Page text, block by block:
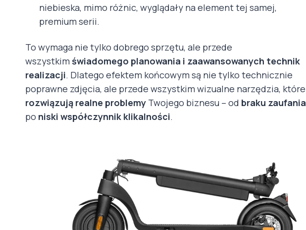
niebieska, mimo różnic, wyglądały na element tej samej,
premium serii.
To wymaga nie tylko dobrego sprzętu, ale przede
wszystkim świadomego planowania i zaawansowanych technik
realizacji. Dlatego efektem końcowym są nie tylko technicznie
poprawne zdjęcia, ale przede wszystkim wizualne narzędzia, które
rozwiązują realne problemy Twojego biznesu – od braku zaufania
po niski współczynnik klikalności.